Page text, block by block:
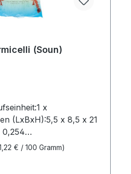
(Soun)
x
(LxBxH):5,5 x 8,5 x 21
0,254
€ / 100 Gramm)